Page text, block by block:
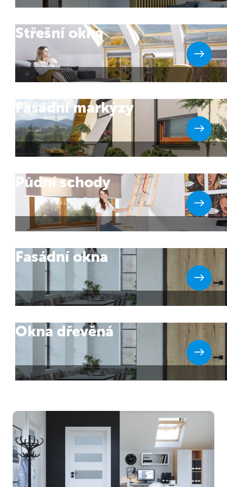
Střešní okna
Fasádní markýzy
Půdní schody
Fasádní okna
Okna dřevěná